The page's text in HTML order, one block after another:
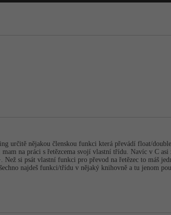
určitě nějakou členskou funkci která převádí float/
na práci s řetězcema svojí vlastní třídu. Navíc v C
si psát vlastní funkci pro převod na řetězec to máš
najdeš funkci/třídu v nějaký knihovně a tu jenom